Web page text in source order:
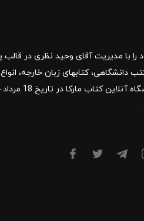
مارکا در سال 1383 کار خود را با مدیریت آقای وحید نظری